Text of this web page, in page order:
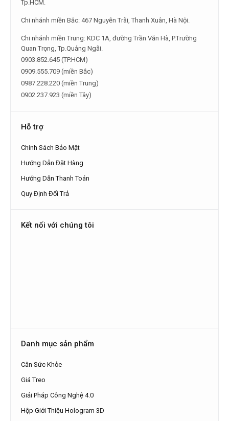
Tp.HCM.
Chi nhánh miền Bắc: 467 Nguyễn Trãi, Thanh Xuân, Hà Nội.
Chi nhánh miền Trung: KDC 1A, đường Trần Văn Hà, P.Trường
Quan Trọng, Tp.Quảng Ngãi.
0903.852.645 (TP.HCM)
0909.555.709 (miền Bắc)
0987.228.220 (miền Trung)
0902.237.923 (miền Tây)
Hỗ trợ
Chính Sách Bảo Mật
Hướng Dẫn Đặt Hàng
Hướng Dẫn Thanh Toán
Quy Định Đổi Trả
Kết nối với chúng tôi
Danh mục sản phẩm
Cân Sức Khỏe
Giá Treo
Giải Pháp Công Nghệ 4.0
Hộp Giới Thiệu Hologram 3D